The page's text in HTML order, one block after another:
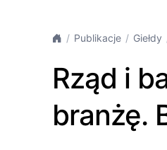
Publikacje Giełdy
Rząd i
branżę.